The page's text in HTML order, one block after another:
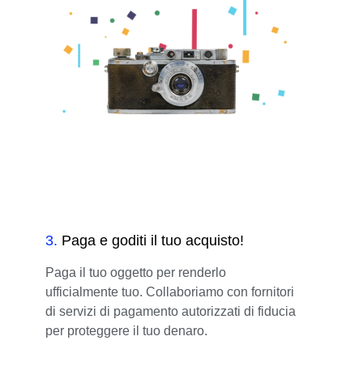
3. Paga e goditi il tuo acquisto!
Paga il tuo oggetto per renderlo
ufficialmente tuo. Collaboriamo con fornitori
di servizi di pagamento autorizzati di fiducia
per proteggere il tuo denaro.